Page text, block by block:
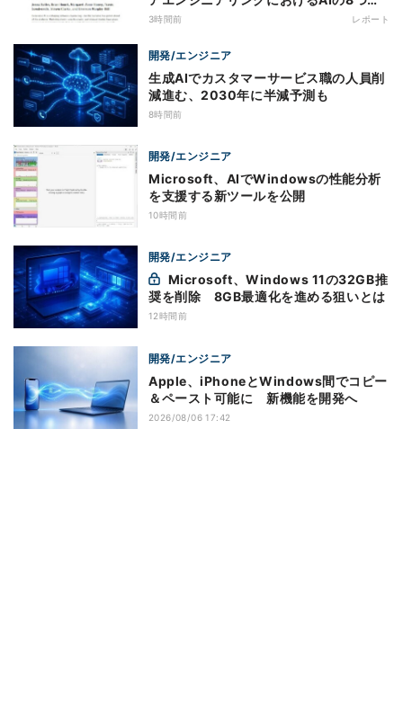
神話への賛否
3時間前 レポート
開発/エンジニア
生成AIでカスタマーサービス職の人員削
減進む、2030年に半減予測も
8時間前
開発/エンジニア
Microsoft、AIでWindowsの性能分析
を支援する新ツールを公開
10時間前
開発/エンジニア
奨を削除 8GB最適化を進める狙いとは
12時間前
開発/エンジニア
Apple、iPhoneとWindows間でコピー
＆ペースト可能に 新機能を開発へ
2026/08/06 17:42